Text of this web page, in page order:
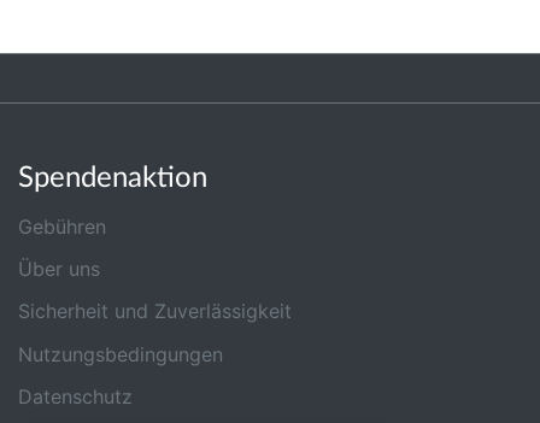
Spendenaktion
Gebühren
Über uns
Sicherheit und Zuverlässigkeit
Nutzungsbedingungen
Datenschutz